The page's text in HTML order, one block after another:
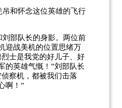
和怀念这位英雄的飞行
部队长的身影。两位前
迎战美机的位置思绪万
士是我党的好儿子、好
的英雄气慨！”刘部队长
察机，都被我们击落
啊！”